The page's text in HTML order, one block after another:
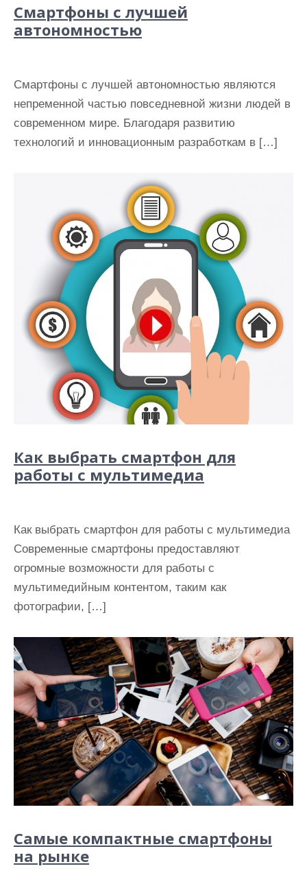
Смартфоны с лучшей
автономностью
Смартфоны с лучшей автономностью являются
непременной частью повседневной жизни людей в
современном мире. Благодаря развитию
технологий и инновационным разработкам в […]
Как выбрать смартфон для
работы с мультимедиа
Как выбрать смартфон для работы с мультимедиа
Современные смартфоны предоставляют
огромные возможности для работы с
мультимедийным контентом, таким как
фотографии, […]
Самые компактные смартфоны
на рынке